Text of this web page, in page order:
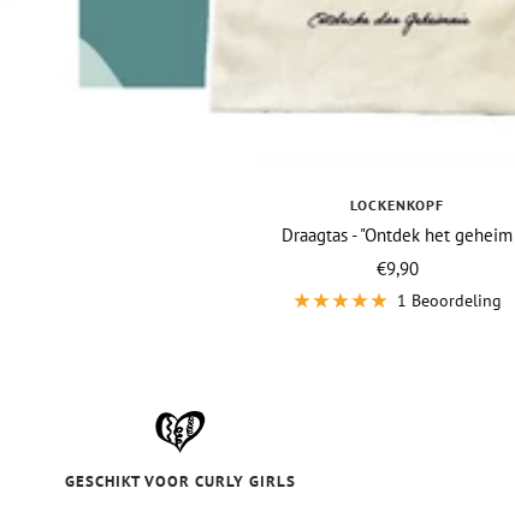
LOCKENKOPF
Draagtas - "Ontdek het geheim
Vraagprijs
€9,90
1 Beoordeling
GESCHIKT VOOR CURLY GIRLS